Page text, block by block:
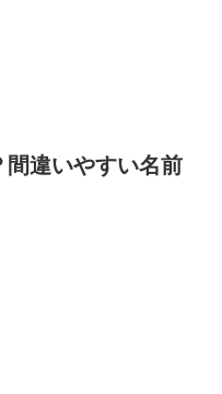
間違いやすい名前